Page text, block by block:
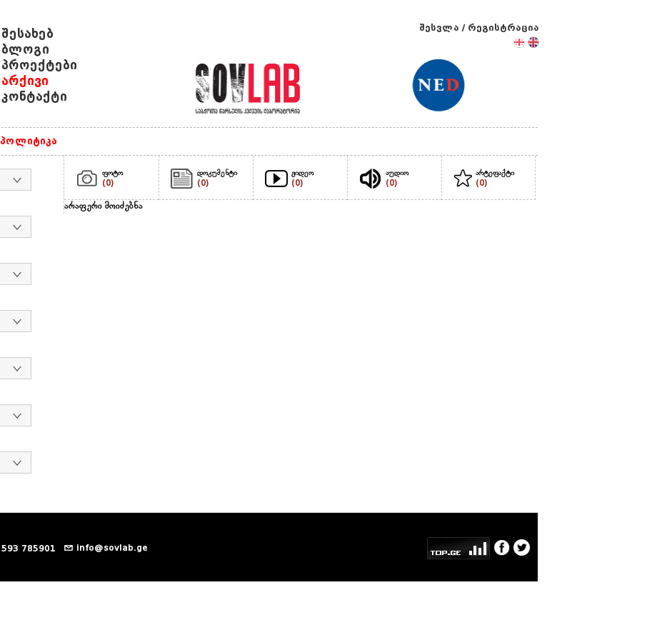
შესახებ
ბლოგი
პროექტები
არქივი
კონტაქტი
შესვლა / რეგისტრაცია
პოლიტიკა
ფოტო
(0)
დოკუმენტი
(0)
ვიდეო
(0)
აუდიო
(0)
არტეფაქტი
(0)
არაფერი მოიძებნა
593 785901 info@sovlab.ge